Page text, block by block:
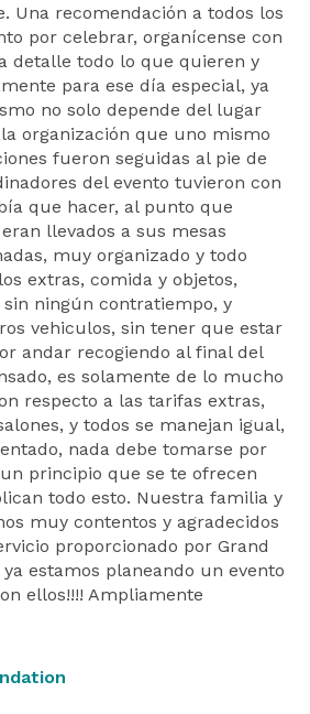
Una recomendación a todos los
por celebrar, organícense con
detalle todo lo que quieren y
para ese día especial, ya
no solo depende del lugar
organización que uno mismo
fueron seguidas al pie de
del evento tuvieron con
que hacer, al punto que
llevados a sus mesas
muy organizado y todo
extras, comida y objetos,
ningún contratiempo, y
vehiculos, sin tener que estar
andar recogiendo al final del
es solamente de lo mucho
respecto a las tarifas extras,
y todos se manejan igual,
nada debe tomarse por
principio que se te ofrecen
todo esto. Nuestra familia y
muy contentos y agradecidos
proporcionado por Grand
estamos planeando un evento
ellos!!!! Ampliamente